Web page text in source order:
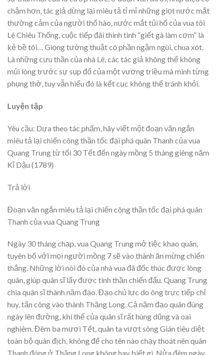
chậm hơn, tác giả dừng lại miêu tả tỉ mỉ những giọt nước mắt
thường cảm của người thổ hào, nước mắt tủi hổ của vua tôi
Lê Chiêu Thống, cuộc tiếp đãi thinh tình “giết gà làm cơm” là
kẻ bề tôi… Giọng tường thuật có phần ngậm ngùi, chua xót.
Là những cựu thần của nhà Lê, các tác giả không thể không
mủi lòng trước sự sụp đổ của một vương triều mà mình từng
phụng thờ, tuy vẫn hiểu đó là kết cục không thể tránh khỏi.
Luyện tập
Yêu cầu: Dựa theo tác phẩm, hãy viết một đoạn văn ngắn
miêu tả lại chiến công thần tốc đại phá quân Thanh của vua
Quang Trung từ tối 30 Tết đến ngày mồng 5 tháng giêng năm
Kỉ Dậu (1789)
Trả lời
Đoạn văn ngắn miêu tả lại chiến công thần tốc đại phá quân
Thanh của vua Quang Trung
Ngày 30 tháng chạp, vua Quang Trung mở tiệc khao quân,
tuyên bố với mọi người mồng 7 sẽ vào thành ăn mừng chiến
thắng. Những lời nói đó của nhà vua đã đốc thúc được lòng
quân, giúp quân sĩ lấy được tinh thần chiến đấu. Quang Trung
chia quân sĩ thành năm đạo. Đạo chủ lực do ông trực tiếp chỉ
huy, tấn công vào thành Thăng Long. Cả năm đạo quân đúng
ngày lên đường, khí thế của quân sĩ rất hùng dũng và oai
nghiêm. Đêm ba mươi Tết, quân ta vượt sông Gián tiêu diệt
toàn bộ quân địch, không để cho tên nào chạy thoát nên quân
Thanh đóng ở Thăng Long không hay biết gì. Nửa đêm ngày